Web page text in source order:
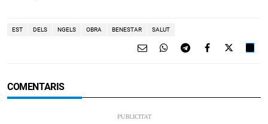
EST DELS NGELS OBRA BENESTAR SALUT
COMENTARIS